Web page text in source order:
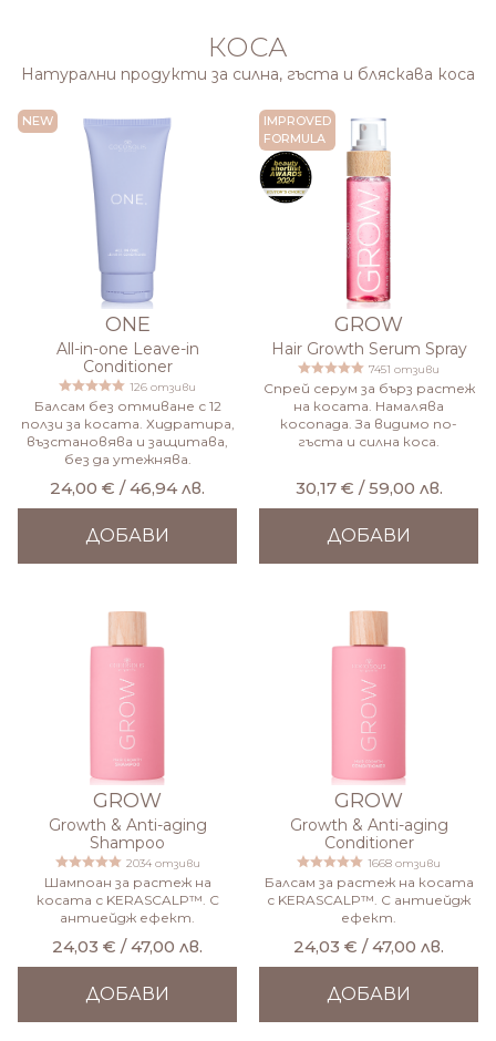
КОСА
Натурални продукти за силна, гъста и бляскава коса
NEW
ONE
All-in-one Leave-in
Conditioner
126 отзиви
Балсам без отмиване с 12
ползи за косата. Хидратира,
възстановява и защитава,
без да утежнява.
24,00 € / 46,94 лв.
ДОБАВИ
IMPROVED
FORMULA
GROW
Hair Growth Serum Spray
7451 отзиви
Спрей серум за бърз растеж
на косата. Намалява
косопада. За видимо по-
гъста и силна коса.
30,17 € / 59,00 лв.
ДОБАВИ
GROW
Growth & Anti-aging
Shampoo
2034 отзиви
Шампоан за растеж на
косата с KERASCALP™. С
антиейдж ефект.
24,03 € / 47,00 лв.
ДОБАВИ
GROW
Growth & Anti-aging
Conditioner
1668 отзиви
Балсам за растеж на косата
с KERASCALP™. С антиейдж
ефект.
24,03 € / 47,00 лв.
ДОБАВИ